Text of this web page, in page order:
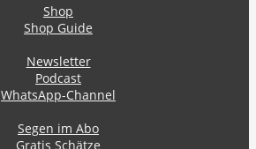
Shop
Shop Guide
Newsletter
Podcast
WhatsApp-Channel
Segen im Abo
Gratis Schätze